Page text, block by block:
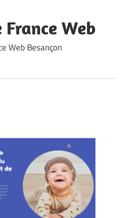
France Web
Web Besançon